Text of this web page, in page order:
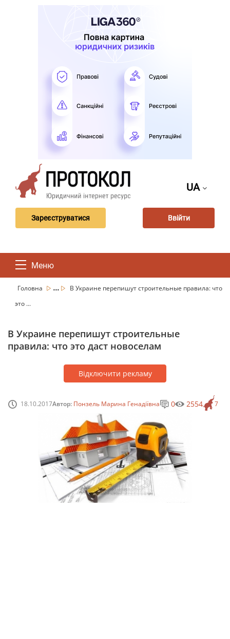
UA
Зареєструватися Ввійти
Меню
Головна ...
В Украине перепишут строительные правила: что
это ...
В Украине перепишут строительные
правила: что это даст новоселам
Відключити рекламу
18.10.2017Автор: Понзель Марина Генадіївна 7
0 2554